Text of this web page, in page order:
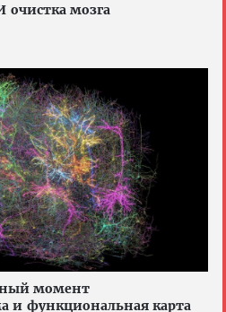
мозга
момент
и функциональная карта